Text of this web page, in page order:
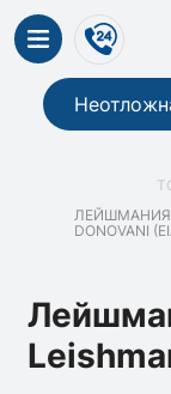
ЛЕЙШМАНИЯ,
DONOVANI